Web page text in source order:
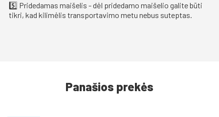
5️⃣ Pridedamas maišelis - dėl pridedamo maišelio galite būti
tikri, kad kilimėlis transportavimo metu nebus suteptas.
Panašios prekės